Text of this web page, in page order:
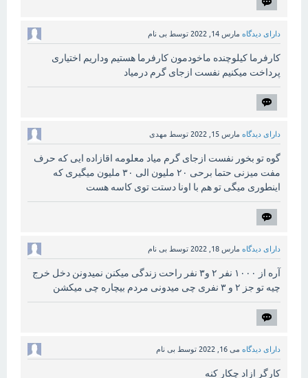
دارای دیدگاه مارس 14, 2022 توسط بی نام
کارفرما کیلوچنده ماخودمون کارفرما هستیم وداریم اختیاری
پرداخت میکنیم نفست ازجای گرم درمیاد
دارای دیدگاه مارس 15, 2022 توسط مهدی
گوه تو بخور نفست ازجای گرم میاد معلومه اقازاده ایی که حرف
مفت میزنی حتما برحی ۲۰ ملیون الی ۳۰ ملیون میگیری که
اینطوری میگی تو هم با اونا دستت توی کاسه هست
دارای دیدگاه مارس 18, 2022 توسط بی نام
آره از ۱۰۰۰ نفر ۲ و۳ نفر راحت زندگی میکنن نمیدونن دخل خرج
چیه تو جز ۲ و ۳ نفری چی میدونی مردم بیچاره چی میکشن
دارای دیدگاه می 16, 2022 توسط بی نام
کارگر ازاد چکار کنه